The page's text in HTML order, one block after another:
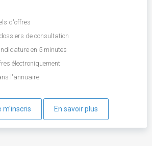
d'offres
de consultation
en 5 minutes
électroniquement
l'annuaire
m'inscris En savoir plus